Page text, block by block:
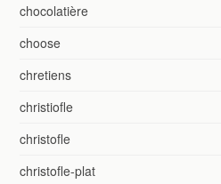
chocolatière
choose
chretiens
christiofle
christofle
christofle-plat